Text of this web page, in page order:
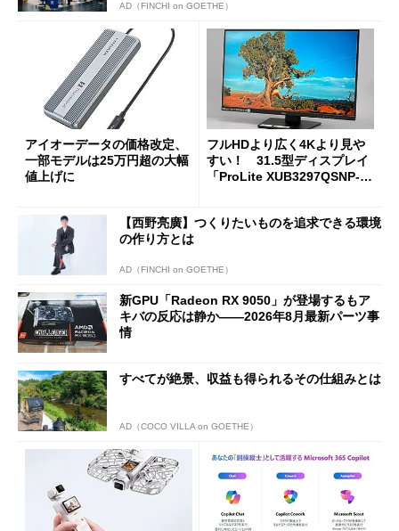
AD（FINCHI on GOETHE）
アイオーデータの価格改定、
一部モデルは25万円超の大幅
値上げに
フルHDより広く4Kより見や
すい！ 31.5型ディスプレイ
「ProLite XUB3297QSNP-B
【西野亮廣】つくりたいものを追求できる環境
の作り方とは
AD（FINCHI on GOETHE）
新GPU「Radeon RX 9050」が登場するもア
キバの反応は静か――2026年8月最新パーツ事
情
すべてが絶景、収益も得られるその仕組みとは
AD（COCO VILLA on GOETHE）